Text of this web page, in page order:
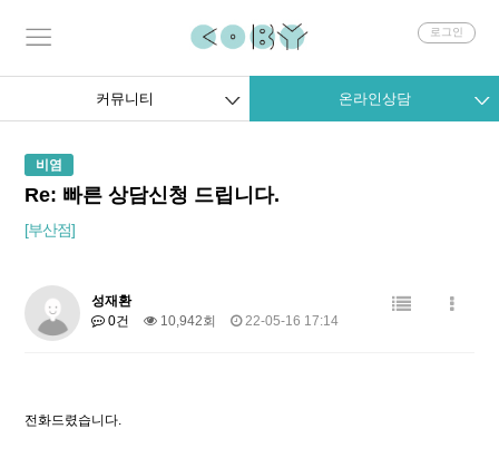
회로그인
커뮤니티 온라인상담
비염
Re: 빠른 상담신청 드립니다.
[부산점]
성재환
0건
10,942회 22-05-16 17:14
전화드렸습니다.